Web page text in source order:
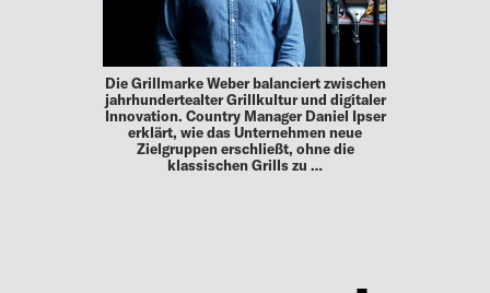
Die Grillmarke Weber balanciert zwischen
jahrhundertealter Grillkultur und digitaler
Innovation. Country Manager Daniel Ipser
erklärt, wie das Unternehmen neue
Zielgruppen erschließt, ohne die
klassischen Grills zu …